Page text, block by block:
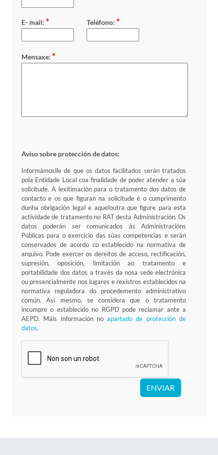
E- mail: * Teléfono: *
Mensaxe: *
Aviso sobre protección de datos:
Informámoslle de que os datos facilitados serán tratados
pola Entidade Local coa finalidade de poder atender a súa
solicitude. A lexitimación para o tratamento dos datos de
contacto e os que figuran na solicitude é o cumprimento
dunha obrigación legal e aqueloutra que figure para esta
actividade de tratamento no RAT desta Administración. Os
datos poderán ser comunicados ás Administracións
Públicas para o exercicio das súas competencias e serán
conservados de acordo co establecido na normativa de
arquivo. Pode exercer os dereitos de acceso, rectificación,
supresión, oposición, limitación ao tratamento e
portabilidade dos datos a través da nosa sede electrónica
ou presencialmente nos lugares e rexistros establecidos na
normativa reguladora do procedemento administrativo
común. Así mesmo, se considera que o tratamento
incumpre o establecido no RGPD pode reclamar ante a
AEPD. Máis información no apartado de protección de
datos.
ENVIAR